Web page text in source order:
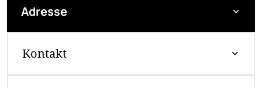
Adresse
Kontakt